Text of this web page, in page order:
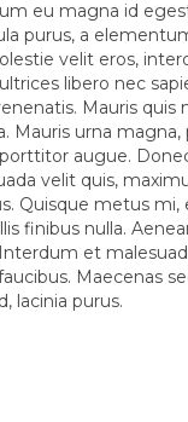
eu magna id
purus, a
velit eros,
libero nec
Mauris quis
Mauris urna magna,
augue.
velit quis,
Quisque metus
finibus nulla.
et
Maecenas
lacinia purus.